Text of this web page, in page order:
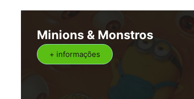
Minions & Monstros
+ informações